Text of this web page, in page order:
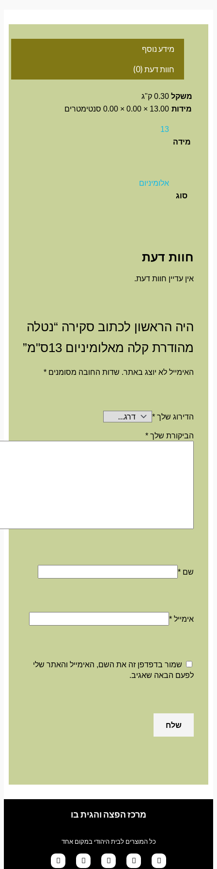
מידע נוסף
חוות דעת (0)
משקל 0.30 ק"ג
מידות 13.00 × 0.00 × 0.00 סנטימטרים
מידה
סוג
אלומיניום
חוות דעת
אין עדיין חוות דעת.
היה הראשון לכתוב סקירה “נטלה
מהודרת קלה מאלומיניום 13ס"מ”
האימייל לא יוצג באתר. שדות החובה מסומנים*
הדירוג שלך*
הביקורת שלך*
שם*
אימייל*
שמור בדפדפן זה את השם, האימייל והאתר שלי
לפעם הבאה שאגיב.
מרכז הפצה והגית בו
כל המוצרים לבית היהודי במקום אחד